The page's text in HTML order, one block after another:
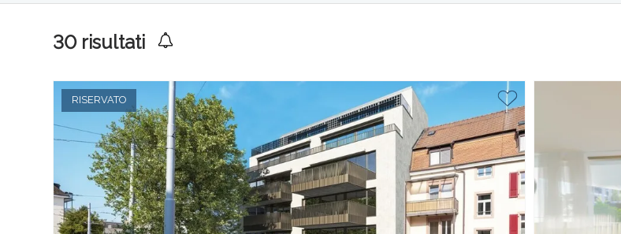
30risultati
RISERVATO